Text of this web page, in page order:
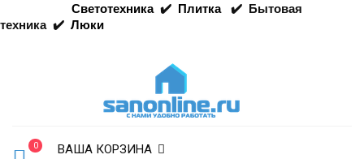
Светотехника ✔️ Плитка ✔️ Бытовая
техника ✔️ Люки
0
ВАША КОРЗИНА